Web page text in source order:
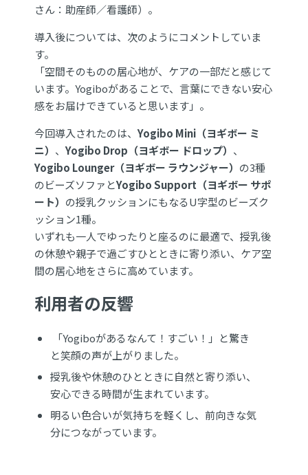
さん：助産師／看護師）。
導入後については、次のようにコメントしていま
す。
「空間そのものの居心地が、ケアの一部だと感じて
います。Yogiboがあることで、言葉にできない安心
感をお届けできていると思います」。
今回導入されたのは、Yogibo Mini（ヨギボー ミ
ニ） 、Yogibo Drop（ヨギボー ドロップ） 、
Yogibo Lounger（ヨギボー ラウンジャー） の3種
のビーズソファとYogibo Support（ヨギボー サポ
ート） の授乳クッションにもなるU字型のビーズク
ッション1種。
いずれも一人でゆったりと座るのに最適で、授乳後
の休憩や親子で過ごすひとときに寄り添い、ケア空
間の居心地をさらに高めています。
利用者の反響
「Yogiboがあるなんて！すごい！」と驚き
と笑顔の声が上がりました。
授乳後や休憩のひとときに自然と寄り添い、
安心できる時間が生まれています。
明るい色合いが気持ちを軽くし、前向きな気
分につながっています。